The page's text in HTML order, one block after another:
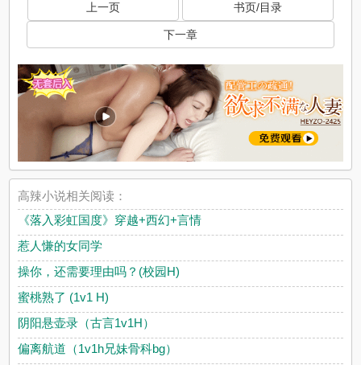
上一页 书页/目录
下一章
高辣小说相关阅读：
《落入彩虹国度》穿越+西幻+言情
惹人慊的女同学
操你，还需要理由吗？(校园H)
蜜桃熟了 (1v1 H)
阴阳悬壶录（古言1v1H）
偏离航道（1v1h兄妹骨科bg）